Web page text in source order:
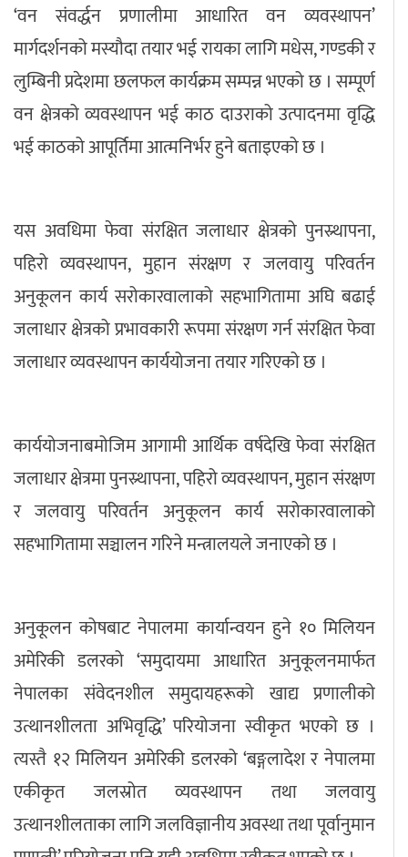
‘वन संवर्द्धन प्रणालीमा आधारित वन व्यवस्थापन’
मार्गदर्शनको मस्यौदा तयार भई रायका लागि मधेस, गण्डकी र
लुम्बिनी प्रदेशमा छलफल कार्यक्रम सम्पन्न भएको छ । सम्पूर्ण
वन क्षेत्रको व्यवस्थापन भई काठ दाउराको उत्पादनमा वृद्धि
भई काठको आपूर्तिमा आत्मनिर्भर हुने बताइएको छ ।
यस अवधिमा फेवा संरक्षित जलाधार क्षेत्रको पुनस्र्थापना,
पहिरो व्यवस्थापन, मुहान संरक्षण र जलवायु परिवर्तन
अनुकूलन कार्य सरोकारवालाको सहभागितामा अघि बढाई
जलाधार क्षेत्रको प्रभावकारी रूपमा संरक्षण गर्न संरक्षित फेवा
जलाधार व्यवस्थापन कार्ययोजना तयार गरिएको छ ।
कार्ययोजनाबमोजिम आगामी आर्थिक वर्षदेखि फेवा संरक्षित
जलाधार क्षेत्रमा पुनस्र्थापना, पहिरो व्यवस्थापन, मुहान संरक्षण
र जलवायु परिवर्तन अनुकूलन कार्य सरोकारवालाको
सहभागितामा सञ्चालन गरिने मन्त्रालयले जनाएको छ ।
अनुकूलन कोषबाट नेपालमा कार्यान्वयन हुने १० मिलियन
अमेरिकी डलरको ‘समुदायमा आधारित अनुकूलनमार्फत
नेपालका संवेदनशील समुदायहरूको खाद्य प्रणालीको
उत्थानशीलता अभिवृद्धि’ परियोजना स्वीकृत भएको छ ।
त्यस्तै १२ मिलियन अमेरिकी डलरको ‘बङ्गलादेश र नेपालमा
एकीकृत जलस्रोत व्यवस्थापन तथा जलवायु
उत्थानशीलताका लागि जलविज्ञानीय अवस्था तथा पूर्वानुमान